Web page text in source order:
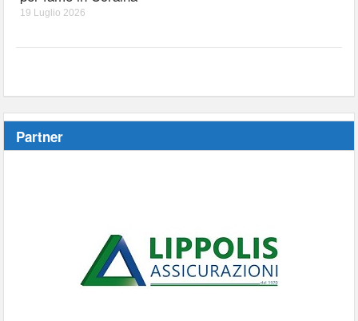
19 Luglio 2026
Partner